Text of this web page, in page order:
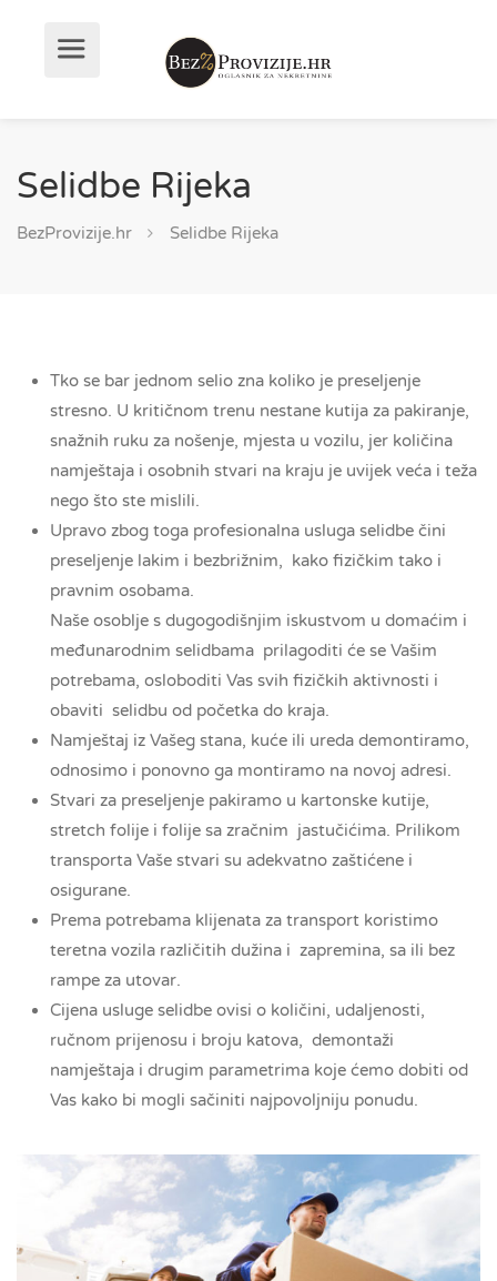
Selidbe Rijeka
BezProvizije.hr Selidbe Rijeka
Tko se bar jednom selio zna koliko je preseljenje
stresno. U kritičnom trenu nestane kutija za pakiranje,
snažnih ruku za nošenje, mjesta u vozilu, jer količina
namještaja i osobnih stvari na kraju je uvijek veća i teža
nego što ste mislili.
Upravo zbog toga profesionalna usluga selidbe čini
preseljenje lakim i bezbrižnim, kako fizičkim tako i
pravnim osobama.
Naše osoblje s dugogodišnjim iskustvom u domaćim i
međunarodnim selidbama prilagoditi će se Vašim
potrebama, osloboditi Vas svih fizičkih aktivnosti i
obaviti selidbu od početka do kraja.
Namještaj iz Vašeg stana, kuće ili ureda demontiramo,
odnosimo i ponovno ga montiramo na novoj adresi.
Stvari za preseljenje pakiramo u kartonske kutije,
stretch folije i folije sa zračnim jastučićima. Prilikom
transporta Vaše stvari su adekvatno zaštićene i
osigurane.
Prema potrebama klijenata za transport koristimo
teretna vozila različitih dužina i zapremina, sa ili bez
rampe za utovar.
Cijena usluge selidbe ovisi o količini, udaljenosti,
ručnom prijenosu i broju katova, demontaži
namještaja i drugim parametrima koje ćemo dobiti od
Vas kako bi mogli sačiniti najpovoljniju ponudu.